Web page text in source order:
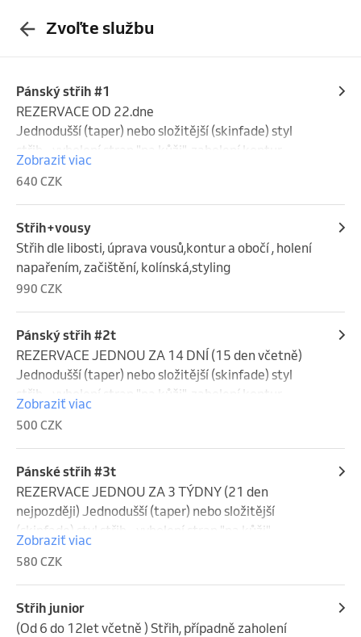
Zvoľte službu
Pánský střih #1
REZERVACE OD 22.dne
Jednodušší (taper) nebo složitější (skinfade) styl
střih - vyholení stran "na kůži", zaholení kontur,
úprava obočí, mytí vlasů, styling , kolínská
Zobraziť viac
640 CZK
Střih+vousy
Střih dle libosti, úprava vousů,kontur a obočí , holení
napařením, začištění, kolínská,styling
990 CZK
Pánský střih #2t
REZERVACE JEDNOU ZA 14 DNÍ (15 den včetně)
Jednodušší (taper) nebo složitější (skinfade) styl
střih - vyholení stran "na kůži", zaholení kontur,
úprava obočí, mytí vlasů, styling , kolínská
Zobraziť viac
500 CZK
Pánské střih #3t
REZERVACE JEDNOU ZA 3 TÝDNY (21 den
nejpozději) Jednodušší (taper) nebo složitější
(skinfade) styl střih - vyholení stran "na kůži",
zaholení kontur, úprava obočí, mytí vlasů, styling ,
kolínská
Zobraziť viac
580 CZK
Střih junior
(Od 6 do 12let včetně ) Střih, případně zaholení